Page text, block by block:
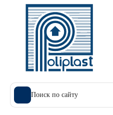
Поиск по сайту